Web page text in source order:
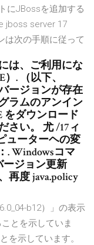
にJBossを追加する
jboss server 17
は次の手順に従って
は、ご利用にな
. （以下、
ージョンが存在
ラムのアンイン
をダウンロード
さい。 尤 /17ィ
ューターヘの変
. Windowsコマ
ージョン更新
再度 java.policy
b12）」の表示
とを示していま
を示しています。